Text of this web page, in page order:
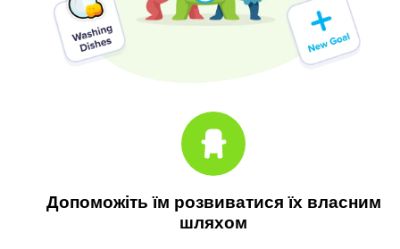
Допоможіть їм розвиватися їх власним
шляхом